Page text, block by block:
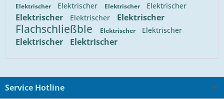
Elektrischer Elektrischer Elektrischer Elektrischer
Elektrischer Elektrischer Elektrischer
Flachschließble Elektrischer Elektrischer
Elektrischer Elektrischer
Service Hotline